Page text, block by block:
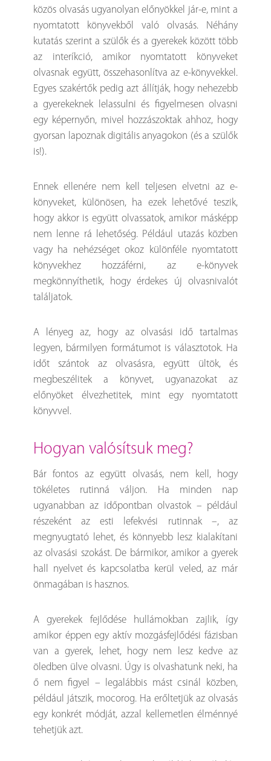
közös olvasás ugyanolyan előnyökkel jár-e, mint a
nyomtatott könyvekből való olvasás. Néhány
kutatás szerint a szülők és a gyerekek között több
az interíkció, amikor nyomtatott könyveket
olvasnak együtt, összehasonlítva az e-könyvekkel.
Egyes szakértők pedig azt állítják, hogy nehezebb
a gyerekeknek lelassulni és figyelmesen olvasni
egy képernyőn, mivel hozzászoktak ahhoz, hogy
gyorsan lapoznak digitális anyagokon (és a szülők
is!).
Ennek ellenére nem kell teljesen elvetni az e-
könyveket, különösen, ha ezek lehetővé teszik,
hogy akkor is együtt olvassatok, amikor másképp
nem lenne rá lehetőség. Például utazás közben
vagy ha nehézséget okoz különféle nyomtatott
könyvekhez hozzáférni, az e-könyvek
megkönnyíthetik, hogy érdekes új olvasnivalót
találjatok.
A lényeg az, hogy az olvasási idő tartalmas
legyen, bármilyen formátumot is választotok. Ha
időt szántok az olvasásra, együtt ültök, és
megbeszélitek a könyvet, ugyanazokat az
előnyöket élvezhetitek, mint egy nyomtatott
könyvvel.
hogyan valósítsuk meg?
Bár fontos az együtt olvasás, nem kell, hogy
tökéletes rutinná váljon. Ha minden nap
ugyanabban az időpontban olvastok – például
részeként az esti lefekvési rutinnak –, az
megnyugtató lehet, és könnyebb lesz kialakítani
az olvasási szokást. De bármikor, amikor a gyerek
hall nyelvet és kapcsolatba kerül veled, az már
önmagában is hasznos.
A gyerekek fejlődése hullámokban zajlik, így
amikor éppen egy aktív mozgásfejlődési fázisban
van a gyerek, lehet, hogy nem lesz kedve az
öledben ülve olvasni. Úgy is olvashatunk neki, ha
ő nem figyel – legalábbis mást csinál közben,
például játszik, mocorog. Ha erőltetjük az olvasás
egy konkrét módját, azzal kellemetlen élménnyé
tehetjük azt.